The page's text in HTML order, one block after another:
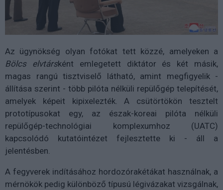
Az ügynökség olyan fotókat tett közzé, amelyeken a
Bölcs elvtársként emlegetett diktátor és két másik,
magas rangú tisztviselő látható, amint megfigyelik -
állítása szerint - több pilóta nélküli repülőgép telepítését,
amelyek képeit kipixelezték. A csütörtökön tesztelt
prototípusokat egy, az észak-koreai pilóta nélküli
repülőgép-technológiai komplexumhoz (UATC)
kapcsolódó kutatóintézet fejlesztette ki - áll a
jelentésben.
A fegyverek indításához hordozórakétákat használnak, a
mérnökök pedig különböző típusú légivázakat vizsgálnak,